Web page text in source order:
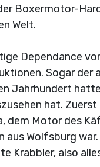
Boxermotor-
Welt.
Dependance
Sogar der
Jahrhundert
hat.
dem Motor des
aus Wolfsburg
Krabbler, also